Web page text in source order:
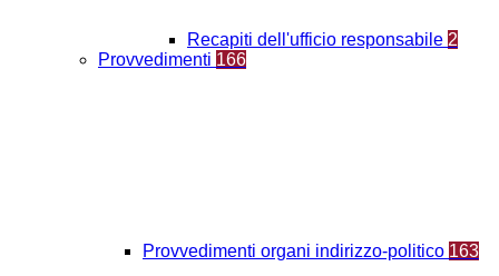
Recapiti dell'ufficio responsabile 2
Provvedimenti 166
Provvedimenti organi indirizzo-politico 163